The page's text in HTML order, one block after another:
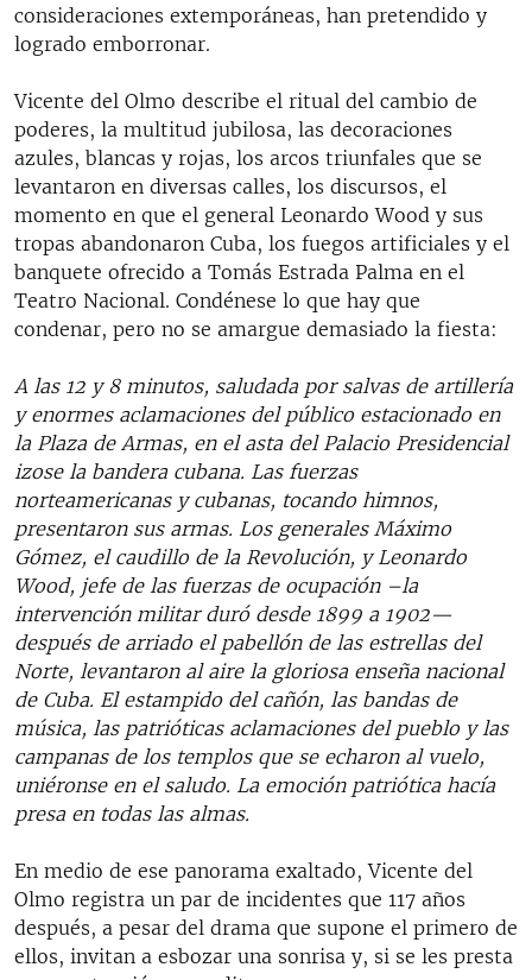
consideraciones extemporáneas, han pretendido y
logrado emborronar.
Vicente del Olmo describe el ritual del cambio de
poderes, la multitud jubilosa, las decoraciones
azules, blancas y rojas, los arcos triunfales que se
levantaron en diversas calles, los discursos, el
momento en que el general Leonardo Wood y sus
tropas abandonaron Cuba, los fuegos artificiales y el
banquete ofrecido a Tomás Estrada Palma en el
Teatro Nacional. Condénese lo que hay que
condenar, pero no se amargue demasiado la fiesta:
A las 12 y 8 minutos, saludada por salvas de artillería
y enormes aclamaciones del público estacionado en
la Plaza de Armas, en el asta del Palacio Presidencial
izose la bandera cubana. Las fuerzas
norteamericanas y cubanas, tocando himnos,
presentaron sus armas. Los generales Máximo
Gómez, el caudillo de la Revolución, y Leonardo
Wood, jefe de las fuerzas de ocupación –la
intervención militar duró desde 1899 a 1902—
después de arriado el pabellón de las estrellas del
Norte, levantaron al aire la gloriosa enseña nacional
de Cuba. El estampido del cañón, las bandas de
música, las patrióticas aclamaciones del pueblo y las
campanas de los templos que se echaron al vuelo,
uniéronse en el saludo. La emoción patriótica hacía
presa en todas las almas.
En medio de ese panorama exaltado, Vicente del
Olmo registra un par de incidentes que 117 años
después, a pesar del drama que supone el primero de
ellos, invitan a esbozar una sonrisa y, si se les presta